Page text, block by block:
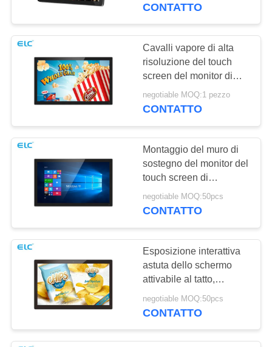
Edge Light Tablet
Tablet PC per uso
medico
35
Segnaletica a
doppio schermo
CONTATTO
Cavalli vapore di alta
risoluzione del touch
screen del monitor di
multi esposizione
interattiva di tocco
negotiable MOQ:1 pezzo
CONTATTO
Montaggio del muro di
sostegno del monitor del
touch screen di
HD/supporto interattivi
della Tabella
negotiable MOQ:50pcs
CONTATTO
Esposizione interattiva
astuta dello schermo
attivabile al tatto,
schermi interattivi per
l'affare
negotiable MOQ:50pcs
CONTATTO